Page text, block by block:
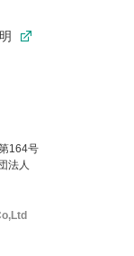
第164号
法人
す。
気に入りのコンテ